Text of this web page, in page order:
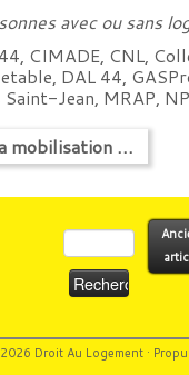
avec ou sans
CIMADE, CNL,
DAL 44,
Jean, MRAP,
mobilisation …
Rechercher :
Droit Au Logement·